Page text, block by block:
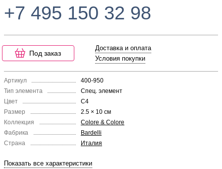
+7 495 150 32 98
Под заказ
Доставка и оплата
Условия покупки
Артикул
400-950
Тип элемента
Спец. элемент
Цвет
C4
Размер
2.5 × 10 см
Коллекция
Colore & Colore
Фабрика
Bardelli
Страна
Италия
Показать все характеристики